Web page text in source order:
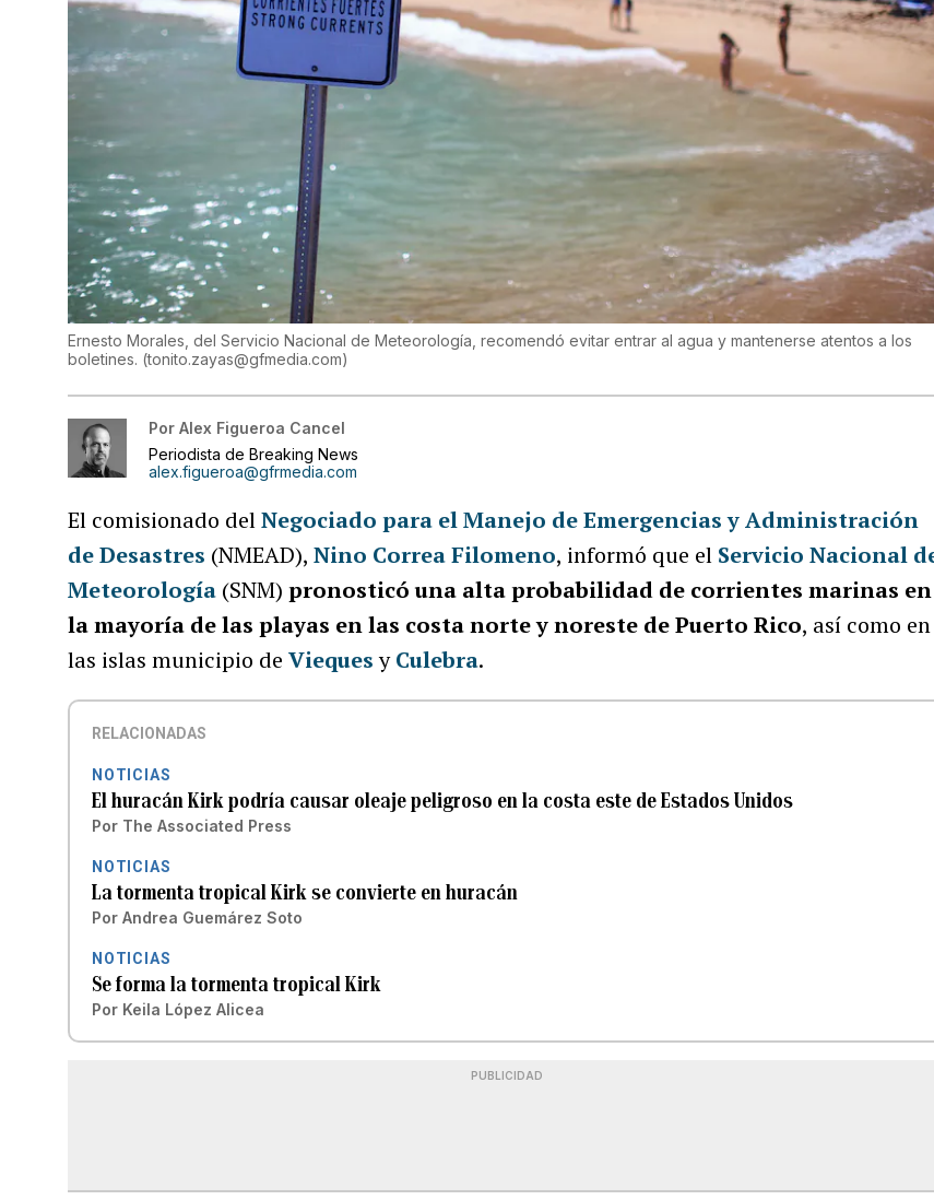
Ernesto Morales, del Servicio Nacional de Meteorología, recomendó evitar entrar al agua y mantenerse atentos a los
boletines. (tonito.zayas@gfmedia.com)
Por Alex Figueroa Cancel
Periodista de Breaking News
alex.figueroa@gfrmedia.com
El comisionado delNegociado para el Manejo de Emergencias y Administración
de Desastres (NMEAD),Nino Correa Filomeno, informó que el Servicio Nacional
Meteorología (SNM)pronosticó una alta probabilidad de corrientes marinas en
la mayoría de las playas en las costa norte y noreste de Puerto Rico, así como en
las islas municipio deViequesyCulebra.
RELACIONADAS
NOTICIAS
El huracán Kirk podría causar oleaje peligroso en la costa este de Estados Unidos
Por The Associated Press
NOTICIAS
La tormenta tropical Kirk se convierte en huracán
Por Andrea Guemárez Soto
NOTICIAS
Se forma la tormenta tropical Kirk
Por Keila López Alicea
PUBLICIDAD